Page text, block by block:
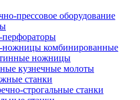
прессовое оборудование
перфораторы
ножницы комбинированные
ножницы
кузнечные молоты
станки
строгальные станки